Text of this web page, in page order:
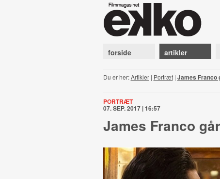
forside artikler
Du er her:Artikler| Portræt| James Franco
PORTRÆT
07. SEP. 2017 | 16:57
James Franco